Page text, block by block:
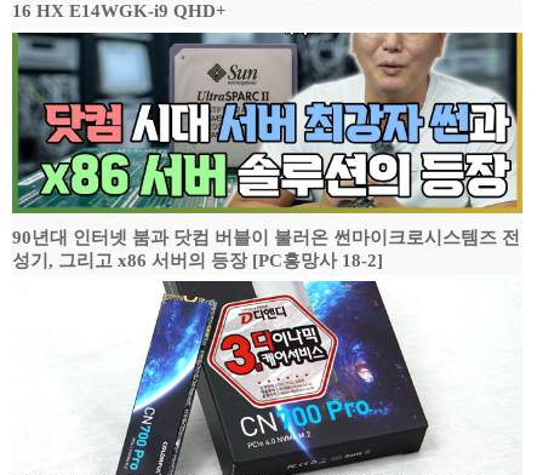
16 HX E14WGK-i9 QHD+
90년대 인터넷 붐과 닷컴 버블이 불러온 썬마이크로시스템즈 전
성기, 그리고 x86 서버의 등장 [PC흥망사 18-2]